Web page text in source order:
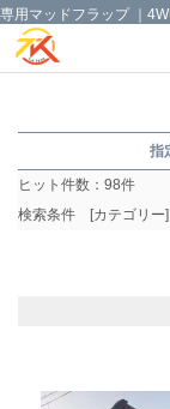
専用マッドフラップ ｜
ャンピング部品までご提
指
ヒット件数： 98件
検索条件 [カテゴリー]